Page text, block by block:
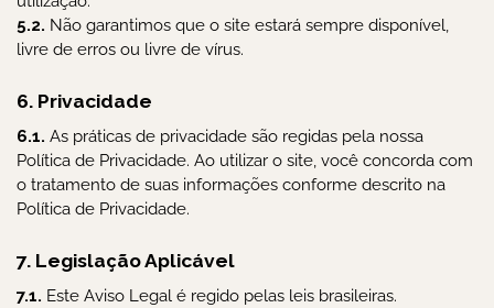
5.2. Não garantimos que o site estará sempre disponível,
livre de erros ou livre de vírus.
6. Privacidade
6.1. As práticas de privacidade são regidas pela nossa
Política de Privacidade. Ao utilizar o site, você concorda com
o tratamento de suas informações conforme descrito na
Política de Privacidade.
7. Legislação Aplicável
7.1. Este Aviso Legal é regido pelas leis brasileiras.